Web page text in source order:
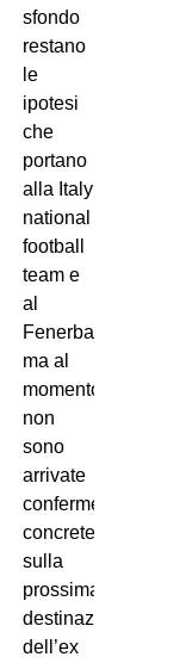
sfondo
restano
le
ipotesi
che
portano
alla Italy
national
football
team e
al
Fenerbahçe,
ma al
momento
non
sono
arrivate
conferme
concrete
sulla
prossima
destinazione
dell’ex